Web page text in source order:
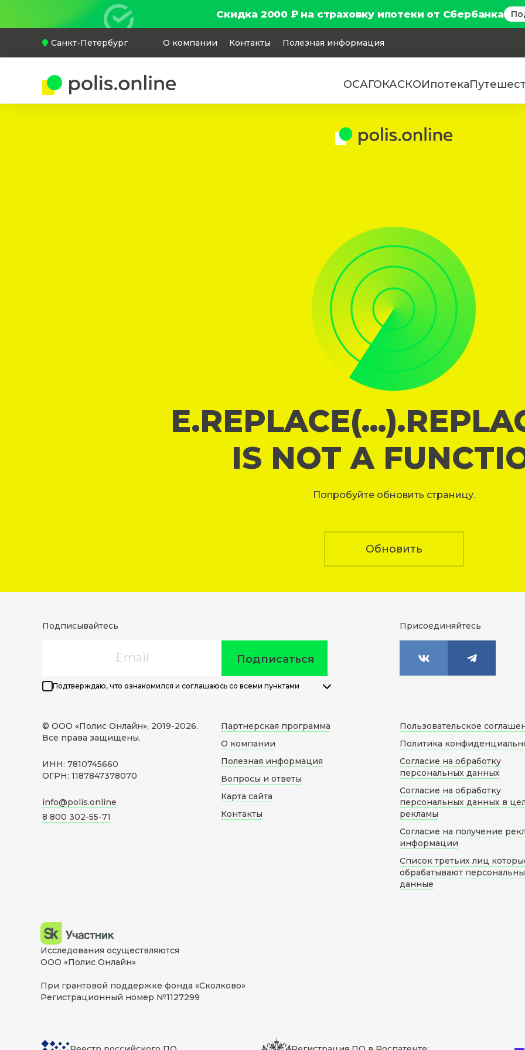
Скидка 2000 ₽ на страховку ипотеки от Сбербанка
Санкт-Петербург О компании Контакты Полезная информация
ОСАГОКАСКОИпотека
IS NOT A
Попробуйте обновить страницу.
Обновить
Подписывайтесь
Подписаться
Подтверждаю, что ознакомился и соглашаюсь со всеми пунктами
Присоединяйтесь
© ООО «Полис Онлайн», 2019-2026.
Все права защищены.
ИНН: 7810745660
ОГРН: 1187847378070
info@polis.online
8 800 302-55-71
Партнерская программа
О компании
Полезная информация
Вопросы и ответы
Карта сайта
Контакты
Пользовательское
Политика
Согласие на обработку
персональных данных
Согласие на обработку
персональных данных в
рекламы
Согласие на получение
информации
Список третьих лиц
обрабатывают
данные
Исследования осуществляются
ООО «Полис Онлайн»
При грантовой поддержке фонда «Сколково»
Регистрационный номер №1127299